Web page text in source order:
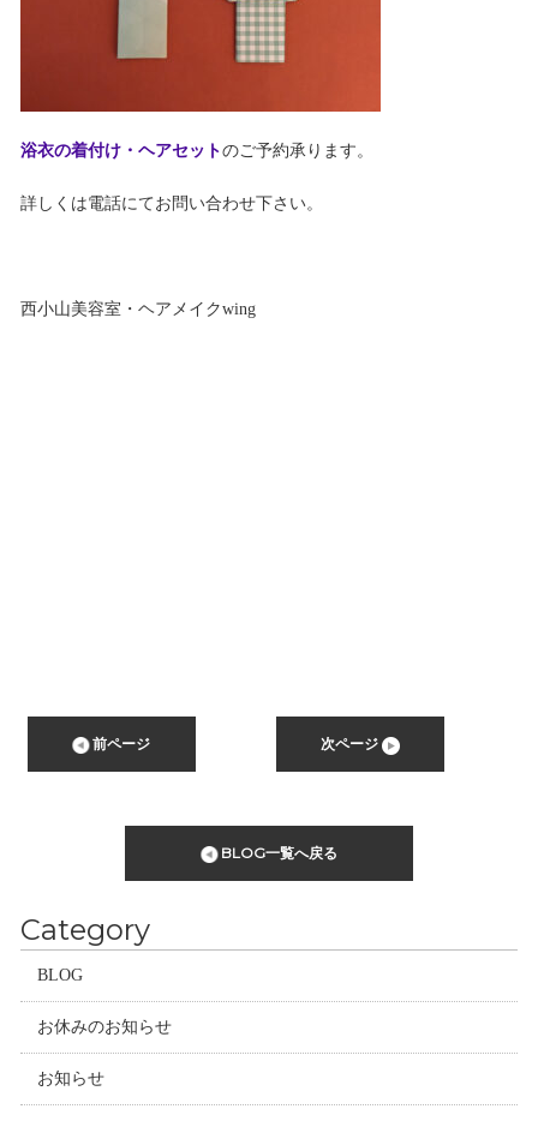
浴衣の着付け・ヘアセットのご予約承ります。
詳しくは電話にてお問い合わせ下さい。
西小山美容室・ヘアメイクwing
前ページ 次ページ
BLOG一覧へ戻る
Category
BLOG
お休みのお知らせ
お知らせ